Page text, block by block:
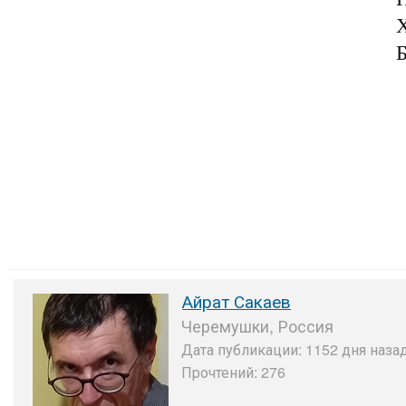
Айрат Сакаев
Черемушки, Россия
Дата публикации: 1152 дня
Прочтений: 276